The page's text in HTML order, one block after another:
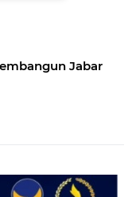
Jabar